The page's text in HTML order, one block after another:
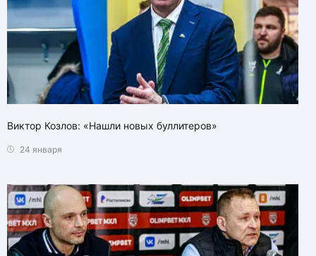
Виктор Козлов: «Нашли новых буллитеров»
24 января